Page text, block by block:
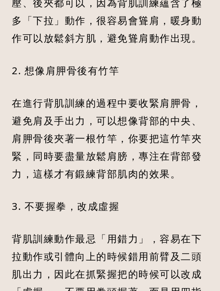
多「下拉」動作，很容易會聳肩，暖身動
作可以放鬆斜方肌，避免聳肩動作出現。
2. 想像肩胛骨後有竹竿
在進行背肌訓練的過程中要收緊肩胛骨，
避免肩及手出力，可以想像背部的中央、
肩胛骨後夾著一根竹竿，你要把這竹竿夾
緊，同時要盡量放鬆肩膀，專注在背部發
力，這樣才有鍛練背部肌肉的效果。
3. 不要握拳，改成虛握
背肌訓練動作最忌「用錯力」，容易在下
拉動作或引體向上的時候錯用前臂及二頭
肌出力，因此在抓緊握把的時候可以改成